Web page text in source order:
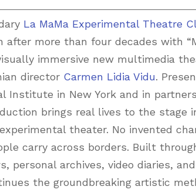
La MaMa Experimental Theatre
after more than four decades with
immersive new multimedia
director Carmen Lidia Vidu.
Institute in New York and in
brings real lives to the stage
theater. No invented
carry across borders. Built
personal archives, video diaries,
the groundbreaking artistic